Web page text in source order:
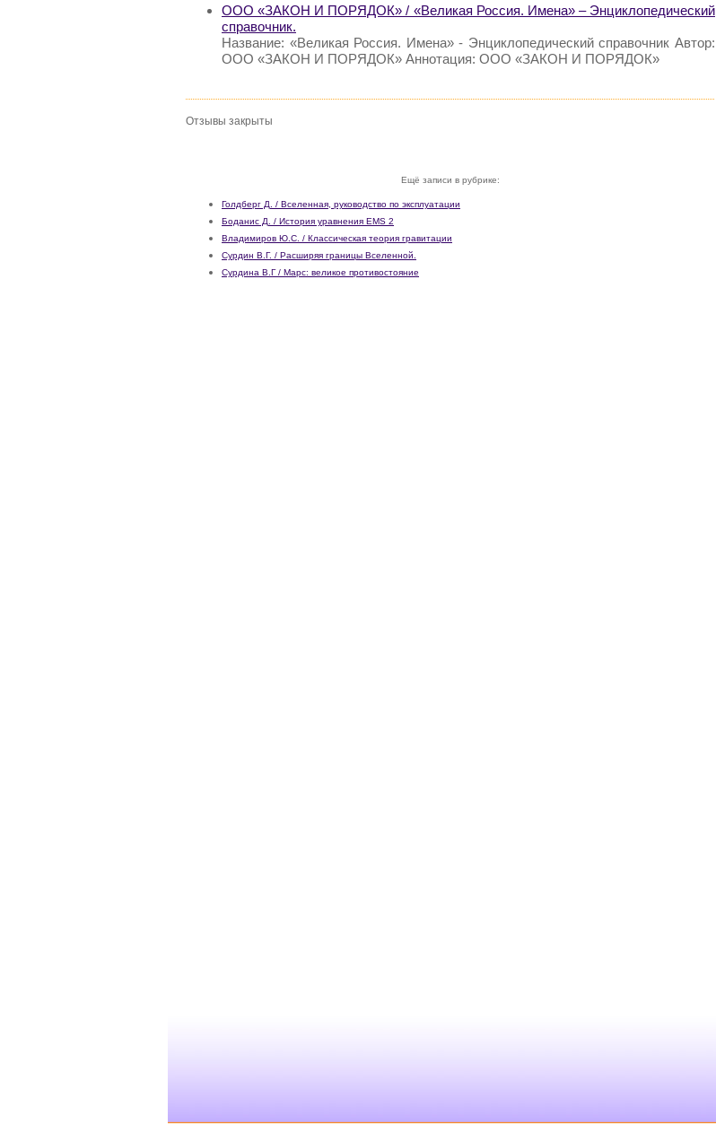
ООО «ЗАКОН И ПОРЯДОК» / «Великая Россия. Имена» – Энциклопедический
справочник.
Название: «Великая Россия. Имена» - Энциклопедический справочник Автор:
ООО «ЗАКОН И ПОРЯДОК» Аннотация: ООО «ЗАКОН И ПОРЯДОК»
Отзывы закрыты
Ещё записи в рубрике:
Голдберг Д. / Вселенная, руководство по эксплуатации
Боданис Д. / История уравнения EMS 2
Владимиров Ю.С. / Классическая теория гравитации
Сурдин В.Г. / Расширяя границы Вселенной.
Сурдина В.Г / Марс: великое противостояние